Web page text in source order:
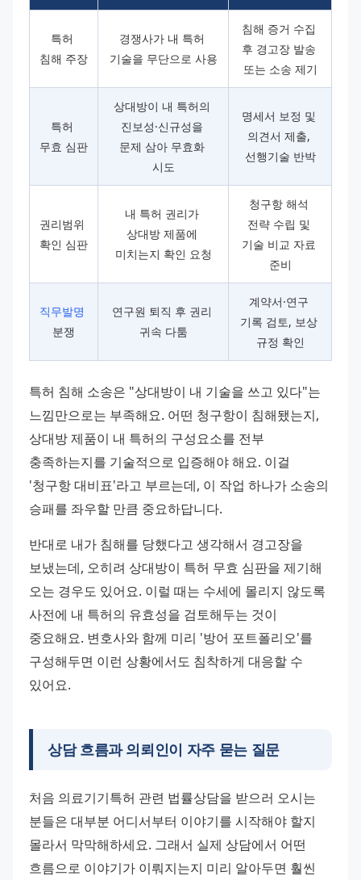
특허
침해 주장
경쟁사가 내 특허
기술을 무단으로 사용
침해 증거 수집
후 경고장 발송
또는 소송 제기
특허
무효 심판
상대방이 내 특허의
진보성·신규성을
문제 삼아 무효화
시도
명세서 보정 및
의견서 제출,
선행기술 반박
권리범위
확인 심판
내 특허 권리가
상대방 제품에
미치는지 확인 요청
청구항 해석
전략 수립 및
기술 비교 자료
준비
직무발명
분쟁
연구원 퇴직 후 권리
귀속 다툼
계약서·연구
기록 검토, 보상
규정 확인
특허 침해 소송은 "상대방이 내 기술을 쓰고 있다"는
느낌만으로는 부족해요. 어떤 청구항이 침해됐는지,
상대방 제품이 내 특허의 구성요소를 전부
충족하는지를 기술적으로 입증해야 해요. 이걸
'청구항 대비표'라고 부르는데, 이 작업 하나가 소송의
승패를 좌우할 만큼 중요하답니다.
반대로 내가 침해를 당했다고 생각해서 경고장을
보냈는데, 오히려 상대방이 특허 무효 심판을 제기해
오는 경우도 있어요. 이럴 때는 수세에 몰리지 않도록
사전에 내 특허의 유효성을 검토해두는 것이
중요해요. 변호사와 함께 미리 '방어 포트폴리오'를
구성해두면 이런 상황에서도 침착하게 대응할 수
있어요.
상담 흐름과 의뢰인이 자주 묻는 질문
처음 의료기기특허 관련 법률상담을 받으러 오시는
분들은 대부분 어디서부터 이야기를 시작해야 할지
몰라서 막막해하세요. 그래서 실제 상담에서 어떤
흐름으로 이야기가 이뤄지는지 미리 알아두면 훨씬